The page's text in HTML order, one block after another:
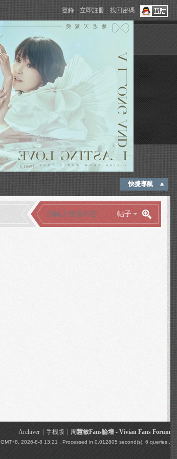
登錄 立即註冊 找回密碼
快捷導航
帖子
Archiver 手機版 周慧敏Fans論壇 - Vivian Fans Forum
GMT+8, 2026-8-8 13:21 , Processed in 0.012805 second(s), 6 queries .